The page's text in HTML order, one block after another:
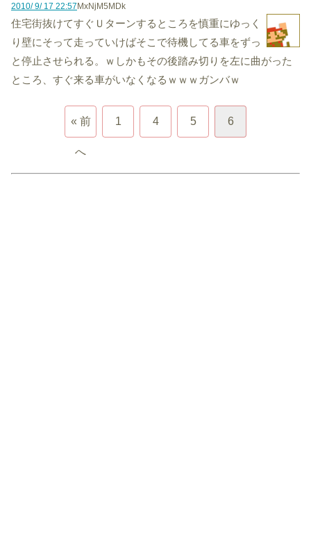
2010/ 9/ 17 22:57MxNjM5MDk
住宅街抜けてすぐＵターンするところを慎重にゆっく
り壁にそって走っていけばそこで待機してる車をずっ
と停止させられる。ｗしかもその後踏み切りを左に曲がった
ところ、すぐ来る車がいなくなるｗｗｗガンバｗ
« 前
へ
1 4 5 6